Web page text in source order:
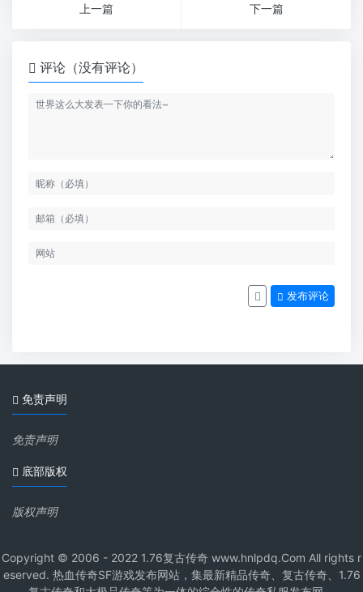
上一篇
下一篇
评论（没有评论）
发布评论
免责声明
免责声明
底部版权
版权声明
Copyright © 2006 - 2022 1.76复古传奇 www.hnlpdq.Com All rights r
eserved. 热血传奇SF游戏发布网站，集最新精品传奇、复古传奇、1.76